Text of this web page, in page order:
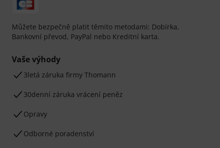
Můžete bezpečně platit těmito metodami: Dobírka,
Bankovní převod, PayPal nebo Kreditní karta.
Vaše výhody
3letá záruka firmy Thomann
30denní záruka vrácení peněz
Opravy
Odborné poradenství